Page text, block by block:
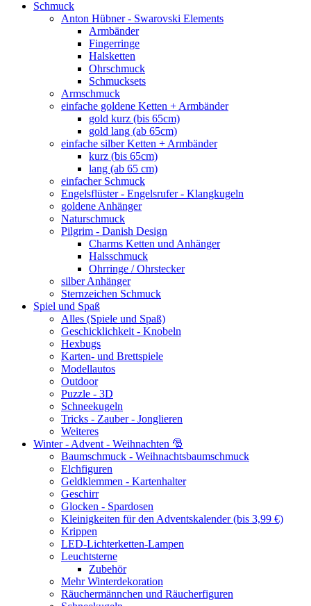
Schmuck
Anton Hübner - Swarovski Elements
Armbänder
Fingerringe
Halsketten
Ohrschmuck
Schmucksets
Armschmuck
einfache goldene Ketten + Armbänder
gold kurz (bis 65cm)
gold lang (ab 65cm)
einfache silber Ketten + Armbänder
kurz (bis 65cm)
lang (ab 65 cm)
einfacher Schmuck
Engelsflüster - Engelsrufer - Klangkugeln
goldene Anhänger
Naturschmuck
Pilgrim - Danish Design
Charms Ketten und Anhänger
Halsschmuck
Ohrringe / Ohrstecker
silber Anhänger
Sternzeichen Schmuck
Spiel und Spaß
Alles (Spiele und Spaß)
Geschicklichkeit - Knobeln
Hexbugs
Karten- und Brettspiele
Modellautos
Outdoor
Puzzle - 3D
Schneekugeln
Tricks - Zauber - Jonglieren
Weiteres
Winter - Advent - Weihnachten 🎅
Baumschmuck - Weihnachtsbaumschmuck
Elchfiguren
Geldklemmen - Kartenhalter
Geschirr
Glocken - Spardosen
Kleinigkeiten für den Adventskalender (bis 3,99 €)
Krippen
LED-Lichterketten-Lampen
Leuchtsterne
Zubehör
Mehr Winterdekoration
Räuchermännchen und Räucherfiguren